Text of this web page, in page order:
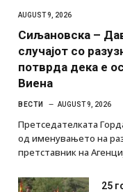
AUGUST 9, 2026
Сиљановска –
случајот со
потврда дека е
Виена
ВЕСТИ AUGUST 9, 2026
Претседателката
од именувањето на
претставник на
25